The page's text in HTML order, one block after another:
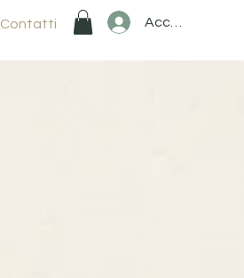
Contatti Accedi